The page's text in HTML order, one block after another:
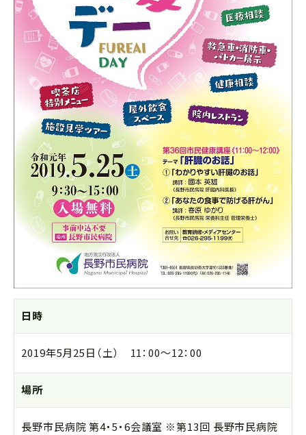
日時
2019年5月25日（土） 11：00～12：00
場所
長野市民病院 第4・5・6会議室 ※第13回 長野市民病院